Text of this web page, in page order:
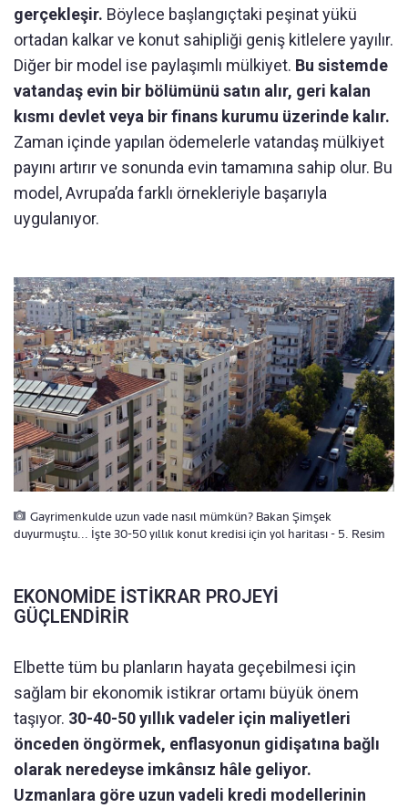
gerçekleşir. Böylece başlangıçtaki peşinat yükü
ortadan kalkar ve konut sahipliği geniş kitlelere yayılır.
Diğer bir model ise paylaşımlı mülkiyet. Bu sistemde
vatandaş evin bir bölümünü satın alır, geri kalan
kısmı devlet veya bir finans kurumu üzerinde kalır.
Zaman içinde yapılan ödemelerle vatandaş mülkiyet
payını artırır ve sonunda evin tamamına sahip olur. Bu
model, Avrupa’da farklı örnekleriyle başarıyla
uygulanıyor.
Gayrimenkulde uzun vade nasıl mümkün? Bakan Şimşek
duyurmuştu... İşte 30-50 yıllık konut kredisi için yol haritası - 5. Resim
EKONOMİDE İSTİKRAR PROJEYİ
GÜÇLENDİRİR
Elbette tüm bu planların hayata geçebilmesi için
sağlam bir ekonomik istikrar ortamı büyük önem
taşıyor. 30-40-50 yıllık vadeler için maliyetleri
önceden öngörmek, enflasyonun gidişatına bağlı
olarak neredeyse imkânsız hâle geliyor.
Uzmanlara göre uzun vadeli kredi modellerinin